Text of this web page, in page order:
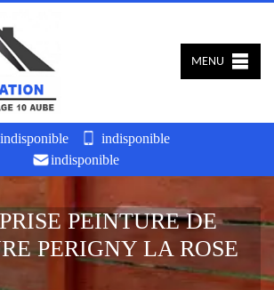
indisponible
indisponible
indisponible
MENU
PEINTURE DE
PERIGNY LA ROSE